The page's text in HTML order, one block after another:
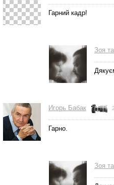
Гарний кадр!
Зоя
Игорь Бабак
Гарно.
Зоя